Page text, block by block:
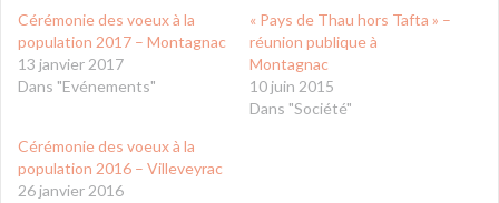
Cérémonie des voeux à la
population 2017 – Montagnac
13 janvier 2017
Dans "Evénements"
« Pays de Thau hors Tafta » –
réunion publique à
Montagnac
10 juin 2015
Dans "Société"
Cérémonie des voeux à la
population 2016 – Villeveyrac
26 janvier 2016